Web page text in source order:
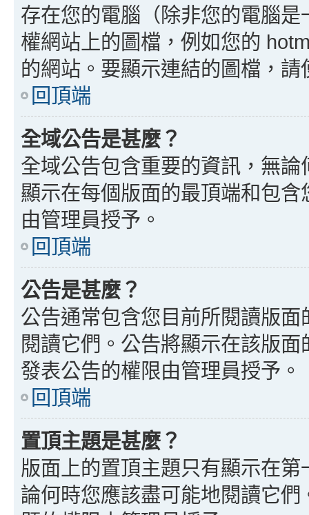
存在您的電腦（除非您的電腦
權網站上的圖檔，例如您的
的網站。要顯示連結的圖檔，
回頂端
全域公告是甚麼？
全域公告包含重要的資訊，無
顯示在每個版面的最頂端和包
由管理員授予。
回頂端
公告是甚麼？
公告通常包含您目前所閱讀版
閱讀它們。公告將顯示在該版
發表公告的權限由管理員授予。
回頂端
置頂主題是甚麼？
版面上的置頂主題只有顯示在
論何時您應該盡可能地閱讀它